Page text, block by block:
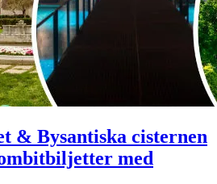
& Bysantiska cisternen
med